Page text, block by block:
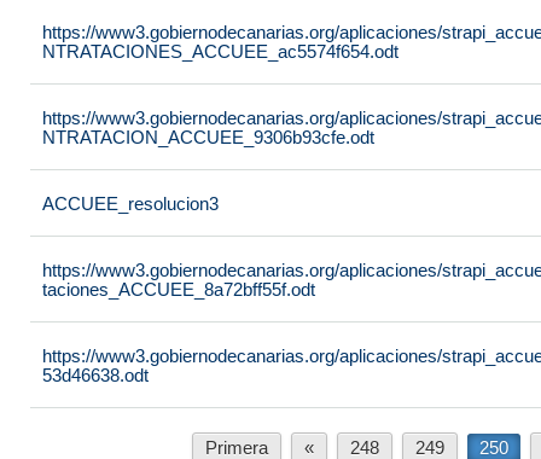
https://www3.gobiernodecanarias.org/aplicaciones/
NTRATACIONES_ACCUEE_ac5574f654.odt
https://www3.gobiernodecanarias.org/aplicaciones/
NTRATACION_ACCUEE_9306b93cfe.odt
ACCUEE_resolucion3
https://www3.gobiernodecanarias.org/aplicaciones/
taciones_ACCUEE_8a72bff55f.odt
https://www3.gobiernodecanarias.org/aplicaciones/
53d46638.odt
Primera « 248 249 250